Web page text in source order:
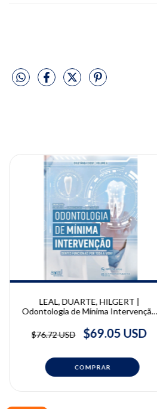
LEAL, DUARTE, HILGERT |
Odontologia de Mínima Intervenção
Soraya Leal
$76.72 USD $69.05 USD